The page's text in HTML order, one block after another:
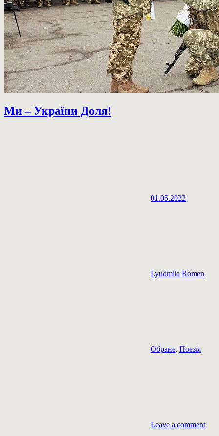
Ми – України Доля!
01.05.2022
Lyudmila Romen
Обране, Поезія
Leave a comment